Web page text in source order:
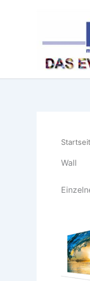
Wall